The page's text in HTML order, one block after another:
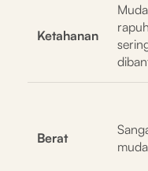
Ketahanan
Berat